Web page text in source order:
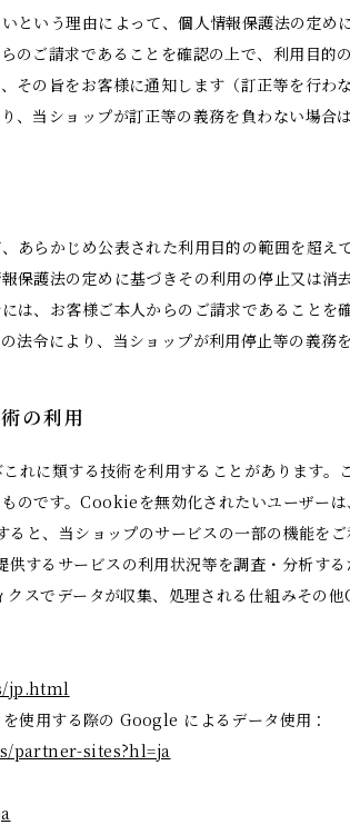
という理由によって、個人情報保護法の定
のご請求であることを確認の上で、利用目
その旨をお客様に通知します（訂正等を行
、当ショップが訂正等の義務を負わない場合
あらかじめ公表された利用目的の範囲を超
保護法の定めに基づきその利用の停止又は
は、お客様ご本人からのご請求であること
法令により、当ショップが利用停止等の義務
の利用
れに類する技術を利用することがあります
のです。Cookieを無効化されたいユーザー
と、当ショップのサービスの一部の機能をご
供するサービスの利用状況等を調査・分析
スでデータが収集、処理される仕組みその
jp.html
使用する際の Google によるデータ使用：
partner-sites?hl=ja